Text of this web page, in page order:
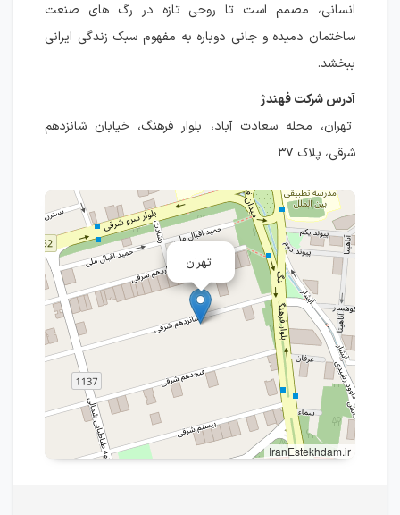
انسانی، مصمم است تا روحی تازه در رگ های صنعت
ساختمان دمیده و جانی دوباره به مفهوم سبک زندگی ایرانی
ببخشد.
آدرس شرکت فهندژ
تهران، محله سعادت آباد، بلوار فرهنگ، خیابان شانزدهم
شرقی، پلاک ۳۷
تهران
IranEstekhdam.ir